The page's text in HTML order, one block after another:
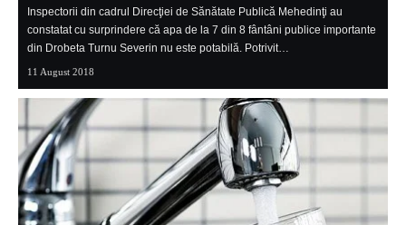
Inspectorii din cadrul Direcţiei de Sănătate Publică Mehedinţi au
constatat cu surprindere că apa de la 7 din 8 fântâni publice importante
din Drobeta Turnu Severin nu este potabilă. Potrivit…
11 August 2018